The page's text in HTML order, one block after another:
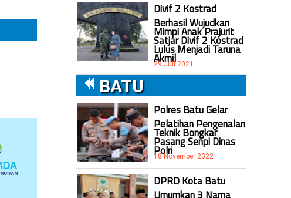
Divif 2 Kostrad
Berhasil Wujudkan
Mimpi Anak Prajurit
Satjar Divif 2 Kostrad
Lulus Menjadi Taruna
Akmil
29 Juli 2021
BATU
Polres Batu Gelar
Pelatihan Pengenalan
Teknik Bongkar
Pasang Senpi Dinas
Polri
18 November 2022
DPRD Kota Batu
Umumkan 3 Nama